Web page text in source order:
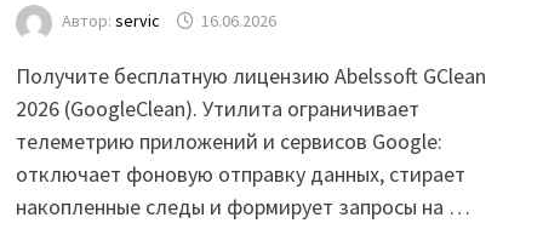
Автор: servic 16.06.2026
Получите бесплатную лицензию Abelssoft GClean
2026 (GoogleClean). Утилита ограничивает
телеметрию приложений и сервисов Google:
отключает фоновую отправку данных, стирает
накопленные следы и формирует запросы на …